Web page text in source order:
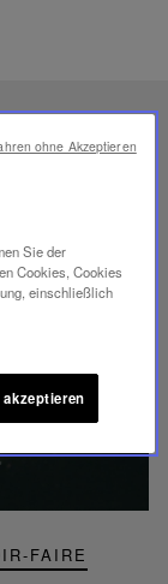
FAIRE
Sie der
Cookies, Cookies
einschließlich
ohne Akzeptieren